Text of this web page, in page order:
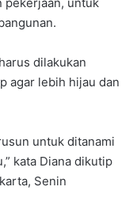
dilakukan
agar lebih hijau dan
untuk ditanami
kata Diana dikutip
Senin